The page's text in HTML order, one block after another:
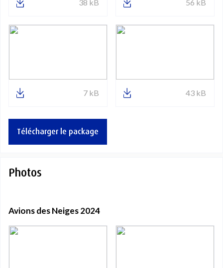
38 kB 56 kB
7 kB 43 kB
Télécharger le package
Photos
Avions des Neiges 2024